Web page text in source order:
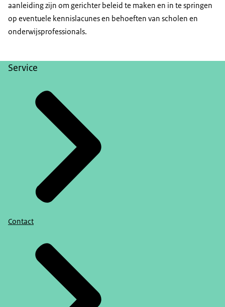
aanleiding zijn om gerichter beleid te maken en in te springen
op eventuele kennislacunes en behoeften van scholen en
onderwijsprofessionals.
Service
Contact